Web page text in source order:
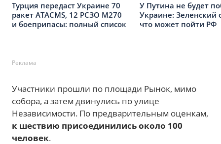
Турция передаст Украине 70
ракет ATACMS, 12 РСЗО M270
и боеприпасы: полный список
У Путина не будет
Украине: Зеленский
что может пойти РФ
Реклама
Участники прошли по площади Рынок, мимо
собора, а затем двинулись по улице
Независимости. По предварительным оценкам,
к шествию присоединились около 100
человек.